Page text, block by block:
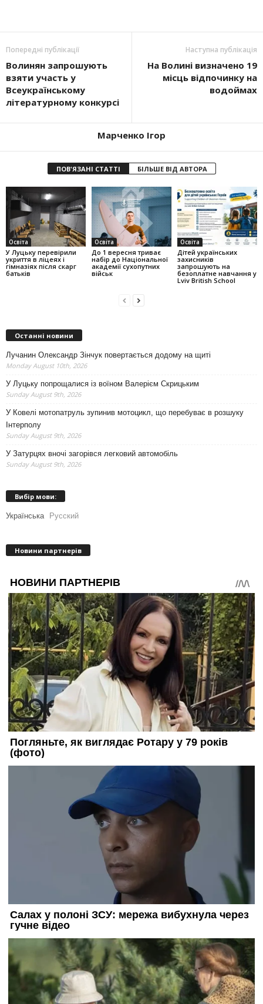
Попередні публікації
Волинян запрошують
взяти участь у
Всеукраїнському
літературному конкурсі
Наступна публікація
На Волині визначено 19
місць відпочинку на
водоймах
Марченко Ігор
ПОВ'ЯЗАНІ СТАТТІ БІЛЬШЕ ВІД АВТОРА
Освіта
У Луцьку перевірили
укриття в ліцеях і
гімназіях після скарг
батьків
Освіта
До 1 вересня триває
набір до Національної
академії сухопутних
військ
Освіта
Дітей українських
захисників
запрошують на
безоплатне навчання у
Lviv British School
Останні новини
Лучанин Олександр Зінчук повертається додому на щиті
Monday August 10th, 2026
У Луцьку попрощалися із воїном Валерієм Скрицьким
Sunday August 9th, 2026
У Ковелі мотопатруль зупинив мотоцикл, що перебуває в розшуку
Інтерполу
Sunday August 9th, 2026
У Затурцях вночі загорівся легковий автомобіль
Sunday August 9th, 2026
Вибір мови:
Українська Русский
Новини партнерів